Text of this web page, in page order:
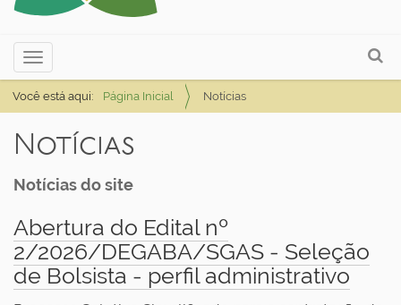
Busca
Busca Avançada…
Toggle navigation
Você está aqui: Página Inicial Notícias
Notícias
Notícias do site
Abertura do Edital nº
2/2026/DEGABA/SGAS - Seleção
de Bolsista - perfil administrativo